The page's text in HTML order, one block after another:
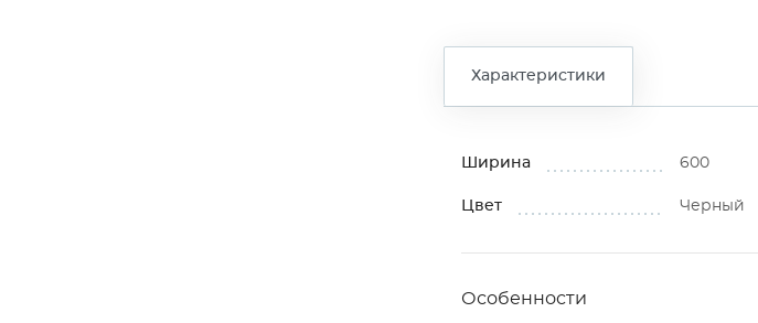
Характеристики
Ширина 600
Цвет Черный
Особенности